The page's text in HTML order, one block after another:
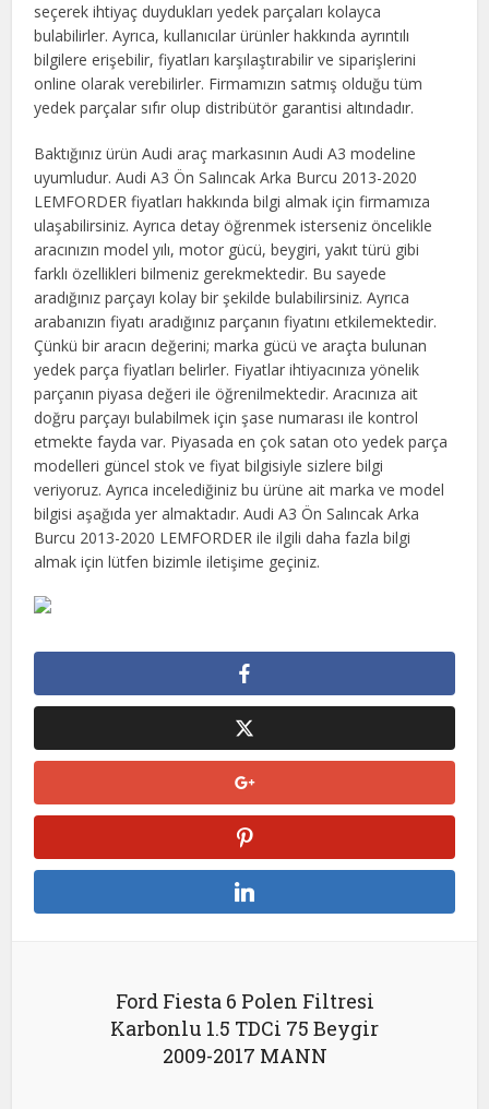
seçerek ihtiyaç duydukları yedek parçaları kolayca
bulabilirler. Ayrıca, kullanıcılar ürünler hakkında ayrıntılı
bilgilere erişebilir, fiyatları karşılaştırabilir ve siparişlerini
online olarak verebilirler. Firmamızın satmış olduğu tüm
yedek parçalar sıfır olup distribütör garantisi altındadır.
Baktığınız ürün Audi araç markasının Audi A3 modeline
uyumludur. Audi A3 Ön Salıncak Arka Burcu 2013-2020
LEMFORDER fiyatları hakkında bilgi almak için firmamıza
ulaşabilirsiniz. Ayrıca detay öğrenmek isterseniz öncelikle
aracınızın model yılı, motor gücü, beygiri, yakıt türü gibi
farklı özellikleri bilmeniz gerekmektedir. Bu sayede
aradığınız parçayı kolay bir şekilde bulabilirsiniz. Ayrıca
arabanızın fiyatı aradığınız parçanın fiyatını etkilemektedir.
Çünkü bir aracın değerini; marka gücü ve araçta bulunan
yedek parça fiyatları belirler. Fiyatlar ihtiyacınıza yönelik
parçanın piyasa değeri ile öğrenilmektedir. Aracınıza ait
doğru parçayı bulabilmek için şase numarası ile kontrol
etmekte fayda var. Piyasada en çok satan oto yedek parça
modelleri güncel stok ve fiyat bilgisiyle sizlere bilgi
veriyoruz. Ayrıca incelediğiniz bu ürüne ait marka ve model
bilgisi aşağıda yer almaktadır. Audi A3 Ön Salıncak Arka
Burcu 2013-2020 LEMFORDER ile ilgili daha fazla bilgi
almak için lütfen bizimle iletişime geçiniz.
Ford Fiesta 6 Polen Filtresi
Karbonlu 1.5 TDCi 75 Beygir
2009-2017 MANN